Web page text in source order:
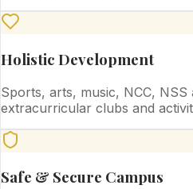
Holistic Development
Sports, arts, music, NCC, NSS
extracurricular clubs and
Safe & Secure Campus